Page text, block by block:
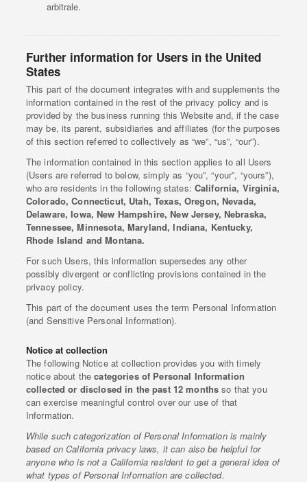
arbitrale.
Further information for Users in the United
States
This part of the document integrates with and supplements the
information contained in the rest of the privacy policy and is
provided by the business running this Website and, if the case
may be, its parent, subsidiaries and affiliates (for the purposes
of this section referred to collectively as “we”, “us”, “our”).
The information contained in this section applies to all Users
(Users are referred to below, simply as “you”, “your”, “yours”),
who are residents in the following states: California, Virginia,
Colorado, Connecticut, Utah, Texas, Oregon, Nevada,
Delaware, Iowa, New Hampshire, New Jersey, Nebraska,
Tennessee, Minnesota, Maryland, Indiana, Kentucky,
Rhode Island and Montana.
For such Users, this information supersedes any other
possibly divergent or conflicting provisions contained in the
privacy policy.
This part of the document uses the term Personal Information
(and Sensitive Personal Information).
Notice at collection
The following Notice at collection provides you with timely
notice about thecategories of Personal Information
collected or disclosed in the past 12 months so that you
can exercise meaningful control over our use of that
Information.
While such categorization of Personal Information is mainly
based on California privacy laws, it can also be helpful for
anyone who is not a California resident to get a general idea of
what types of Personal Information are collected.